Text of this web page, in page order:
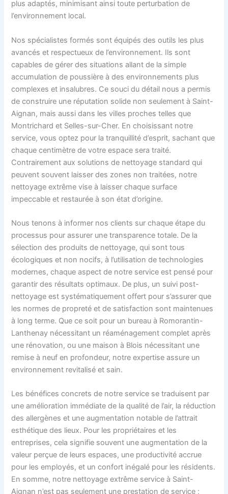
plus adaptés, minimisant ainsi toute perturbation de
l’environnement local.
Nos spécialistes formés sont équipés des outils les plus
avancés et respectueux de l’environnement. Ils sont
capables de gérer des situations allant de la simple
accumulation de poussière à des environnements plus
complexes et insalubres. Ce souci du détail nous a permis
de construire une réputation solide non seulement à Saint-
Aignan, mais aussi dans les villes proches telles que
Montrichard et Selles-sur-Cher. En choisissant notre
service, vous optez pour la tranquillité d’esprit, sachant que
chaque centimètre de votre espace sera traité.
Contrairement aux solutions de nettoyage standard qui
peuvent souvent laisser des zones non traitées, notre
nettoyage extrême vise à laisser chaque surface
impeccable et restaurée à son état d’origine.
Nous tenons à informer nos clients sur chaque étape du
processus pour assurer une transparence totale. De la
sélection des produits de nettoyage, qui sont tous
écologiques et non nocifs, à l’utilisation de technologies
modernes, chaque aspect de notre service est pensé pour
garantir des résultats optimaux. De plus, un suivi post-
nettoyage est systématiquement offert pour s’assurer que
les normes de propreté et de satisfaction sont maintenues
à long terme. Que ce soit pour un bureau à Romorantin-
Lanthenay nécessitant un réaménagement complet après
une rénovation, ou une maison à Blois nécessitant une
remise à neuf en profondeur, notre expertise assure un
environnement revitalisé et sain.
Les bénéfices concrets de notre service se traduisent par
une amélioration immédiate de la qualité de l’air, la réduction
des allergènes et une augmentation notable de l’attrait
esthétique des lieux. Pour les propriétaires et les
entreprises, cela signifie souvent une augmentation de la
valeur perçue de leurs espaces, une productivité accrue
pour les employés, et un confort inégalé pour les résidents.
En somme, notre nettoyage extrême service à Saint-
Aignan n’est pas seulement une prestation de service ;